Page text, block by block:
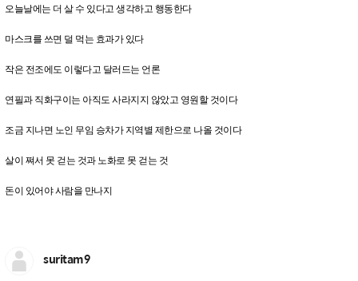
오늘날에는 더 살 수 있다고 생각하고 행동한다
마스크를 쓰면 덜 먹는 효과가 있다
작은 전조에도 이렇다고 달러드는 언론
연필과 직화구이는 아직도 사라지지 않았고 영원할 것이다
조금 지나면 노인 무임 승차가 지역별 제한으로 나올 것이다
살이 쪄서 못 걷는 것과 노화로 못 걷는 것
돈이 있어야 사람을 만나지
suritam9